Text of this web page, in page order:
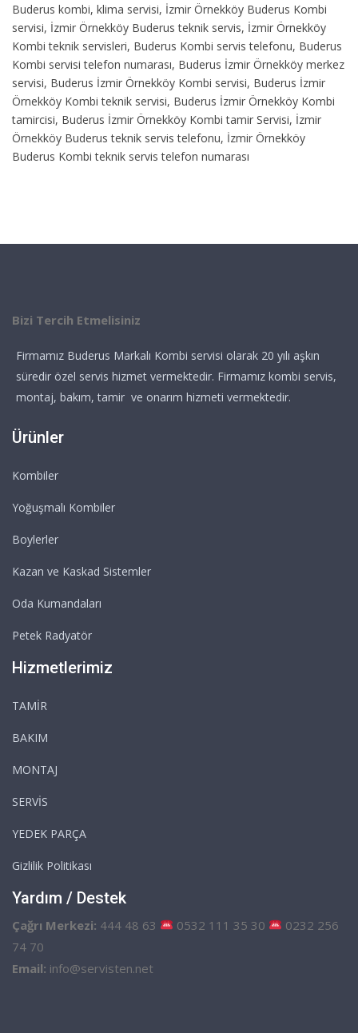
Buderus kombi, klima servisi, İzmir Örnekköy Buderus Kombi
servisi, İzmir Örnekköy Buderus teknik servis, İzmir Örnekköy
Kombi teknik servisleri, Buderus Kombi servis telefonu, Buderus
Kombi servisi telefon numarası, Buderus İzmir Örnekköy merkez
servisi, Buderus İzmir Örnekköy Kombi servisi, Buderus İzmir
Örnekköy Kombi teknik servisi, Buderus İzmir Örnekköy Kombi
tamircisi, Buderus İzmir Örnekköy Kombi tamir Servisi, İzmir
Örnekköy Buderus teknik servis telefonu, İzmir Örnekköy
Buderus Kombi teknik servis telefon numarası
Bizi Tercih Etmelisiniz
Firmamız Buderus Markalı Kombi servisi olarak 20 yılı aşkın
süredir özel servis hizmet vermektedir. Firmamız kombi servis,
montaj, bakım, tamir ve onarım hizmeti vermektedir.
Ürünler
Kombiler
Yoğuşmalı Kombiler
Boylerler
Kazan ve Kaskad Sistemler
Oda Kumandaları
Petek Radyatör
Hizmetlerimiz
TAMİR
BAKIM
MONTAJ
SERVİS
YEDEK PARÇA
Gizlilik Politikası
Yardım / Destek
Çağrı Merkezi: 444 48 63 0532 111 35 30
0232 256
74 70
Email: info@servisten.net